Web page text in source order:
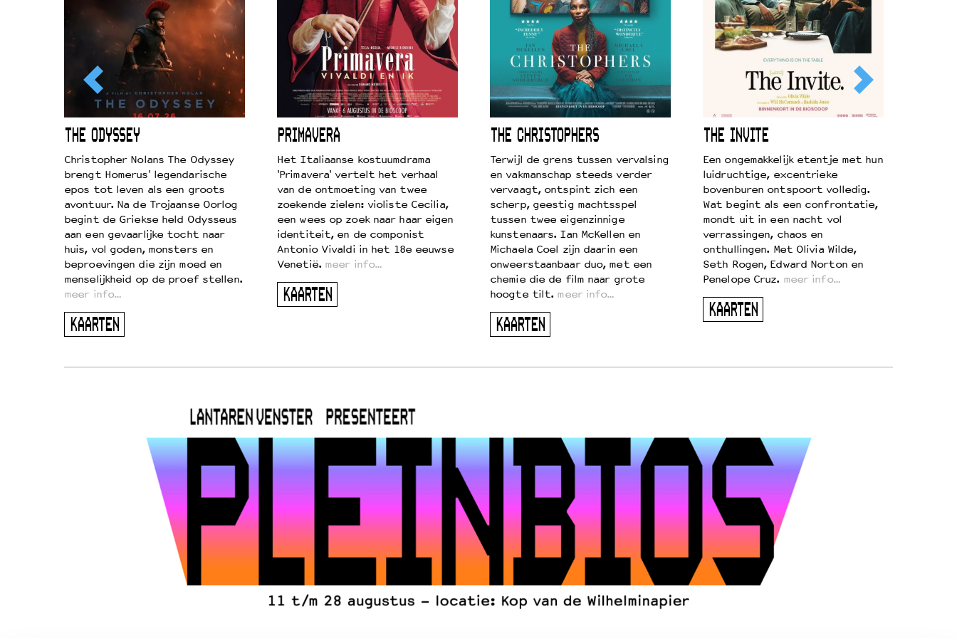
THE ODYSSEY
Christopher Nolans The Odyssey
brengt Homerus' legendarische
epos tot leven als een groots
avontuur. Na de Trojaanse Oorlog
begint de Griekse held Odysseus
aan een gevaarlijke tocht naar
huis, vol goden, monsters en
beproevingen die zijn moed en
menselijkheid op de proef stellen.
meer info…
KAARTEN
PRIMAVERA
Het Italiaanse kostuumdrama
'Primavera' vertelt het verhaal
van de ontmoeting van twee
zoekende zielen: violiste Cecilia,
een wees op zoek naar haar eigen
identiteit, en de componist
Antonio Vivaldi in het 18e eeuwse
Venetië. meer info…
KAARTEN
THE CHRISTOPHERS
Terwijl de grens tussen vervalsing
en vakmanschap steeds verder
vervaagt, ontspint zich een
scherp, geestig machtsspel
tussen twee eigenzinnige
kunstenaars. Ian McKellen en
Michaela Coel zijn daarin een
onweerstaanbaar duo, met een
chemie die de film naar grote
hoogte tilt. meer info…
KAARTEN
THE INVITE
Een ongemakkelijk etentje met hun
luidruchtige, excentrieke
bovenburen ontspoort volledig.
Wat begint als een confrontatie,
mondt uit in een nacht vol
verrassingen, chaos en
onthullingen. Met Olivia Wilde,
Seth Rogen, Edward Norton en
Penelope Cruz. meer info…
KAARTEN